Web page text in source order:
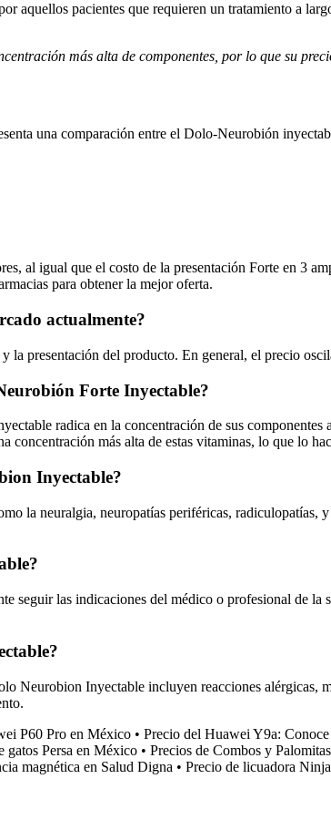
aquellos pacientes que requieren un tratamiento a
más alta de componentes, por lo que su
una comparación entre el Dolo-Neurobión
al igual que el costo de la presentación Forte en 3
para obtener la mejor oferta.
actualmente?
presentación del producto. En general, el precio
Forte Inyectable?
radica en la concentración de sus
más alta de estas vitaminas, lo que lo
Inyectable?
la neuralgia, neuropatías periféricas, radiculopatías,
las indicaciones del médico o profesional de la
Neurobion Inyectable incluyen reacciones alérgicas,
P60 Pro en México • Precio del Huawei Y9a:
gatos Persa en México • Precios de Combos y
magnética en Salud Digna • Precio de licuadora